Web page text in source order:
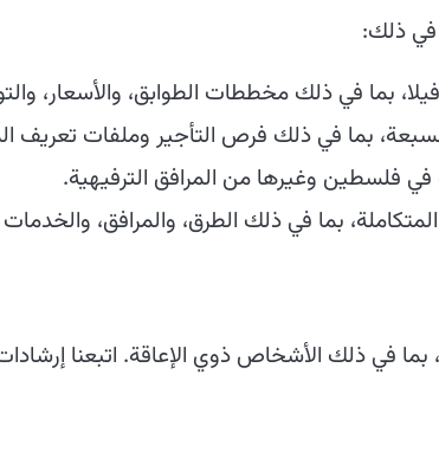
في ذلك:
بما في ذلك فرص التأجير وملفات تعريف
فلسطين وغيرها من المرافق الترفيهية.
بما في ذلك الطرق، والمرافق، والخدمات
في ذلك الأشخاص ذوي الإعاقة. اتبعنا